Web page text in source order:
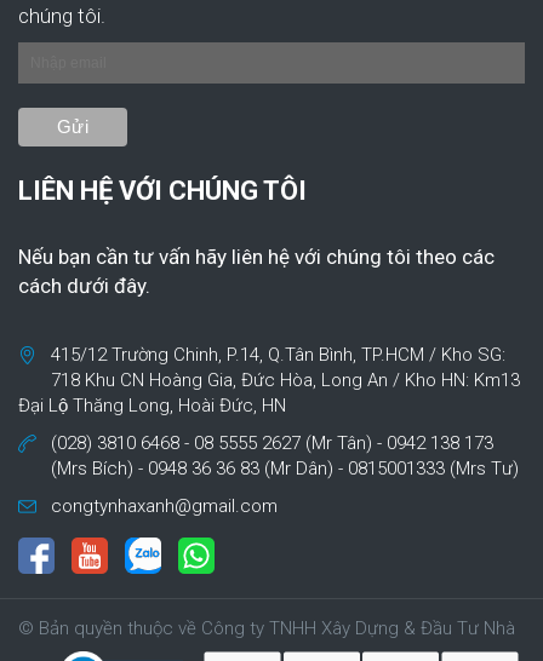
chúng tôi.
LIÊN HỆ VỚI CHÚNG TÔI
Nếu bạn cần tư vấn hãy liên hệ với chúng tôi theo các
cách dưới đây.
415/12 Trường Chinh, P.14, Q.Tân Bình, TP.HCM / Kho SG:
718 Khu CN Hoàng Gia, Đức Hòa, Long An / Kho HN: Km13
Đại Lộ Thăng Long, Hoài Đức, HN
(028) 3810 6468 - 08 5555 2627 (Mr Tân) - 0942 138 173
(Mrs Bích) - 0948 36 36 83 (Mr Dân) - 0815001333 (Mrs Tư)
congtynhaxanh@gmail.com
© Bản quyền thuộc về Công ty TNHH Xây Dựng & Đầu Tư Nhà